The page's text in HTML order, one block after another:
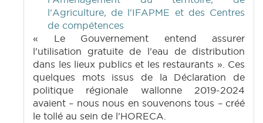
l'Agriculture, de l'IFAPME et des Centres
de compétences
« Le Gouvernement entend assurer
l'utilisation gratuite de l'eau de distribution
dans les lieux publics et les restaurants ». Ces
quelques mots issus de la Déclaration de
politique régionale wallonne 2019-2024
avaient – nous nous en souvenons tous – créé
le tollé au sein de l'HORECA.